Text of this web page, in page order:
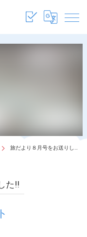
旅だより８月号をお送りしました!!
た!!